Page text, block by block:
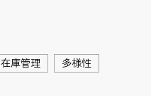
在庫管理 多様性